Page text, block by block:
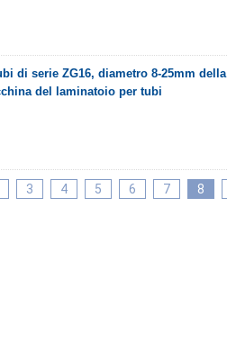
di serie ZG16, diametro 8-25mm della
del laminatoio per tubi
3 4 5 6 7 8